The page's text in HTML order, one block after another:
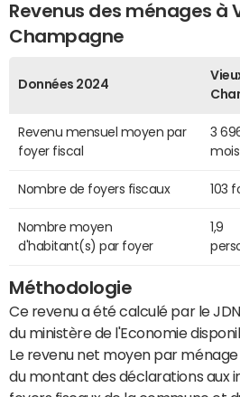
Revenus des ménages à
Champagne
Données 2024
Revenu mensuel moyen par
foyer fiscal
3
mois
Nombre de foyers fiscaux 103
Nombre moyen
d'habitant(s) par foyer
1,9
Méthodologie
Ce revenu a été calculé par le
du ministère de l'Economie
Le revenu net moyen par
du montant des déclarations aux